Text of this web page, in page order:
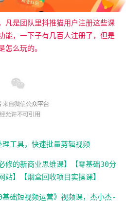
凡是团队里抖推猫用户注册这些课
能，一下子有几百人注册了，但是
怎么玩的。
工具，快速批量剪辑视频
修的新商业思维课】【零基础30分
】【烟盒回收项目实操课】
础短视频运营》视频课，杰小杰-